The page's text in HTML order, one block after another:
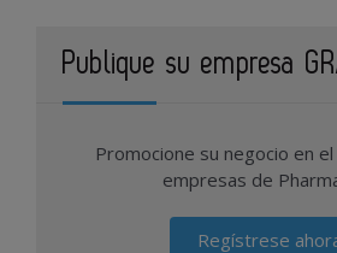
Publique su empresa
Promocione su negocio en
empresas de
Regístrese